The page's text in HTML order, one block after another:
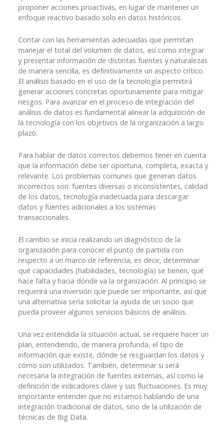
proponer acciones proactivas, en lugar de mantener un
enfoque reactivo basado solo en datos históricos.
Contar con las herramientas adecuadas que permitan
manejar el total del volumen de datos, así como integrar
y presentar información de distintas fuentes y naturalezas
de manera sencilla, es definitivamente un aspecto crítico.
El análisis basado en el uso de la tecnología permitirá
generar acciones concretas oportunamente para mitigar
riesgos. Para avanzar en el proceso de integración del
análisis de datos es fundamental alinear la adquisición de
la tecnología con los objetivos de la organización a largo
plazo.
Para hablar de datos correctos debemos tener en cuenta
que la información debe ser oportuna, completa, exacta y
relevante. Los problemas comunes que generan datos
incorrectos son: fuentes diversas o inconsistentes, calidad
de los datos, tecnología inadecuada para descargar
datos y fuentes adicionales a los sistemas
transaccionales.
El cambio se inicia realizando un diagnóstico de la
organización para conocer el punto de partida con
respecto a un marco de referencia, es decir, determinar
qué capacidades (habilidades, tecnología) se tienen, qué
hace falta y hacia dónde va la organización. Al principio se
requerirá una inversión que puede ser importante, así que
una alternativa sería solicitar la ayuda de un socio que
pueda proveer algunos servicios básicos de análisis.
Una vez entendida la situación actual, se requiere hacer un
plan, entendiendo, de manera profunda, el tipo de
información que existe, dónde se resguardan los datos y
cómo son utilizados. También, determinar si será
necesaria la integración de fuentes externas, así como la
definición de indicadores clave y sus fluctuaciones. Es muy
importante entender que no estamos hablando de una
integración tradicional de datos, sino de la utilización de
técnicas de Big Data.